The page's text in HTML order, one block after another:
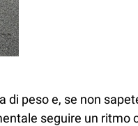
peso e, se non
seguire un ritmo